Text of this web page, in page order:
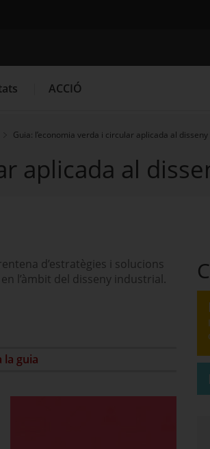
Cercador
Convocatòries d'ajuts obertes
ACCIÓ
Guia: l’economia verda i circular aplicada al
aplicada al
d’estratègies i solucions
l’àmbit del disseny industrial.
la guia